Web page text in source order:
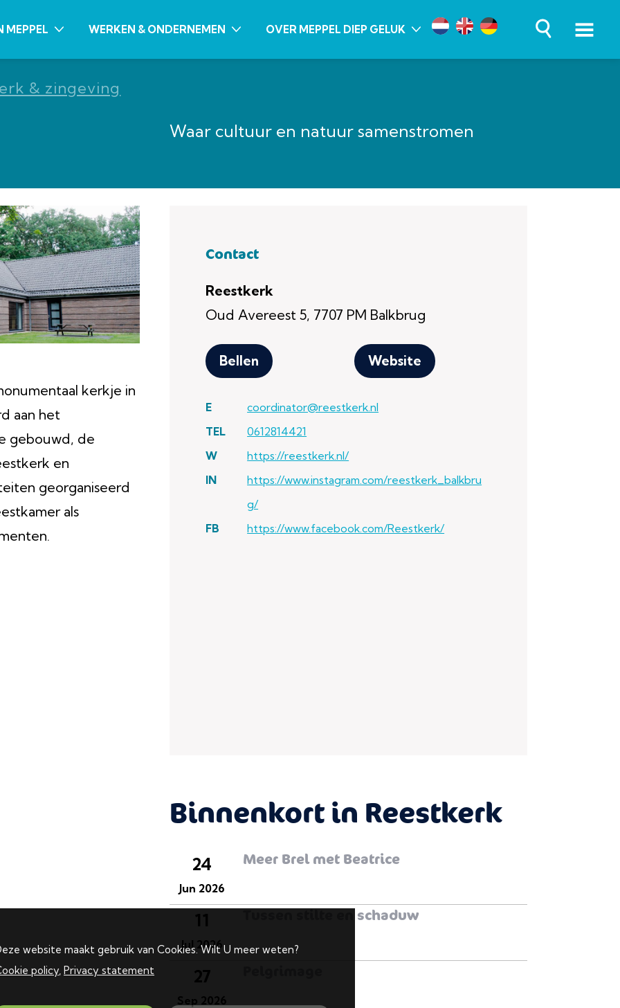
website maakt gebruik van Cookies. Wilt U meer weten?
policy,Privacy statement
MEPPEL WERKEN & ONDERNEMEN OVER MEPPEL DIEP GELUK
& zingeving
Waar cultuur en natuur samenstromen
kerkje in
aan het
gebouwd, de
en
georganiseerd
als
Contact
Reestkerk
Oud Avereest 5, 7707 PM Balkbrug
Bellen Website
E
coordinator@reestkerk.nl
TEL
0612814421
W
https://reestkerk.nl/
IN
https://www.instagram.com/reestkerk_balkbru
g/
FB
https://www.facebook.com/Reestkerk/
Binnenkort in Reestkerk
24
Jun 2026
Meer Brel met Beatrice
11
Jul 2026
Tussen stilte en schaduw
27
Sep 2026